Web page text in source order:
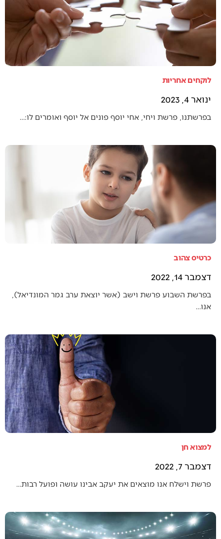
לוקחים אחריות
ינואר 4, 2023
בפרשתנו, פרשת ויחי, אחי יוסף פונים אל יוסף ואומרים לו:…
כרטיס צהוב
דצמבר 14, 2022
בפרשת השבוע פרשת וישב (אשר יוצאת ערב גמר המונדיאל),
אנו…
למצוא חן
דצמבר 7, 2022
פרשת וישלח אנו מוצאים את יעקב אבינו עושה ופועל רבות…